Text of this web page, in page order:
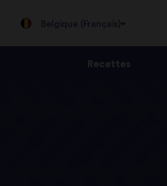
Belgique (Français)
Recettes